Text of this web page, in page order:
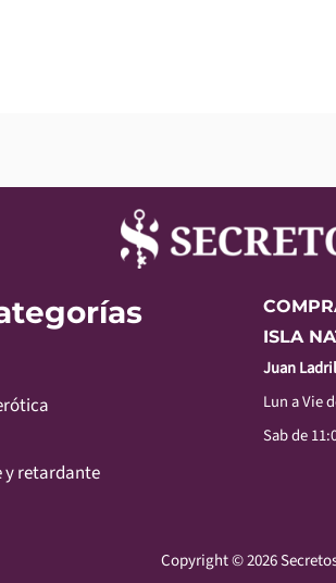
y retardante
ISLA
Juan
Lun a Vie
Sab de
Copyright © 2026